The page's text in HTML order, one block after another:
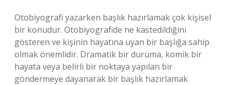
Otobiyografi yazarken başlık hazırlamak çok kişisel
bir konudur. Otobiyografide ne kastedildiğini
gösteren ve kişinin hayatına uyan bir başlığa sahip
olmak önemlidir. Dramatik bir duruma, komik bir
hayata veya belirli bir noktaya yapılan bir
göndermeye dayanarak bir başlık hazırlamak